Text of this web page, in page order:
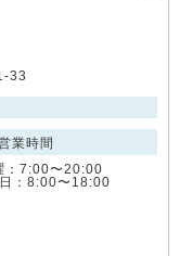
33
業時間
：7:00〜20:00
：8:00〜18:00